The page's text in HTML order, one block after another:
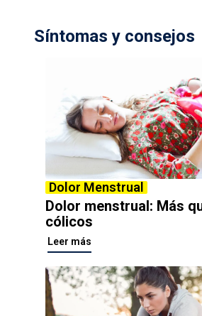
Síntomas y consejos
Dolor Menstrual
Dolor menstrual: Más
cólicos
Leer más